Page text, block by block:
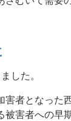
した。
害者となった
害者への早